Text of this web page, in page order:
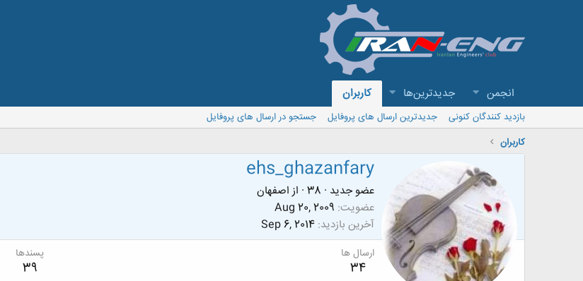
انجمن جدیدترین‌ها کاربران
بازدید کنندگان کنونی جدیدترین ارسال های پروفایل
جستجو در ارسال های پروفایل
کاربران
ehs_ghazanfary
عضو جدید ·
· از اصفهان
عضویت Aug 20, 2009
آخرین بازدید Sep 6, 2014
ارسال ها
34
پسندها
39